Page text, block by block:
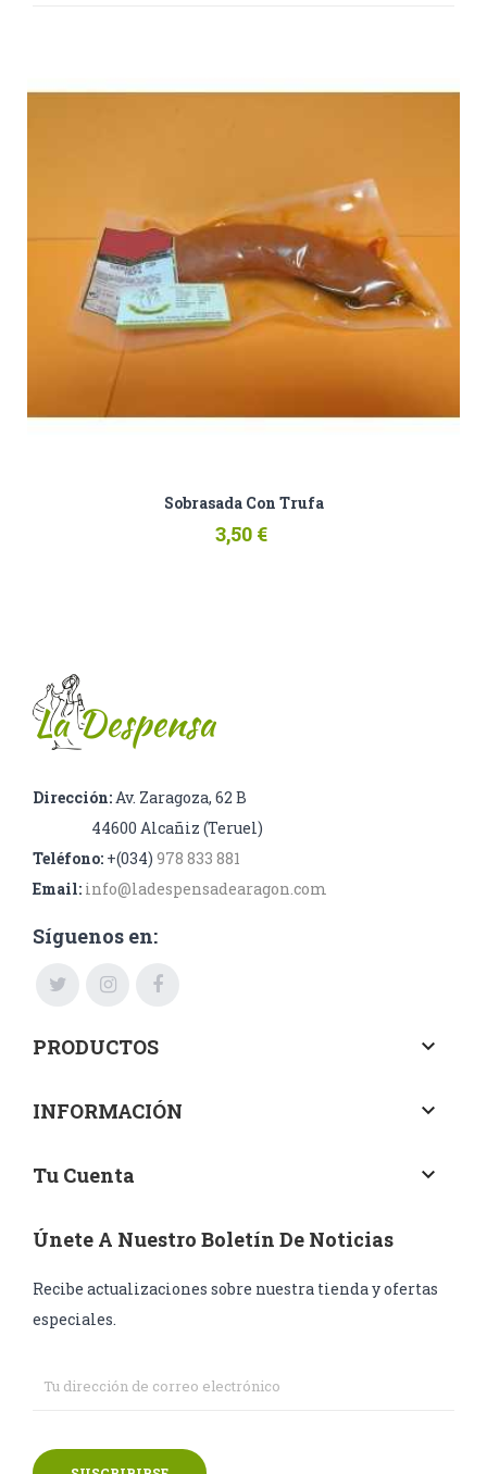
Sobrasada Con Trufa
3,50 €
Dirección: Av. Zaragoza, 62 B
44600 Alcañiz (Teruel)
Teléfono: +(034) 978 833 881
Email: info@ladespensadearagon.com
Síguenos en:
PRODUCTOS keyboard_arrow_down
INFORMACIÓN keyboard_arrow_down
Tu Cuenta keyboard_arrow_down
Únete A Nuestro Boletín De Noticias
Recibe actualizaciones sobre nuestra tienda y ofertas
especiales.